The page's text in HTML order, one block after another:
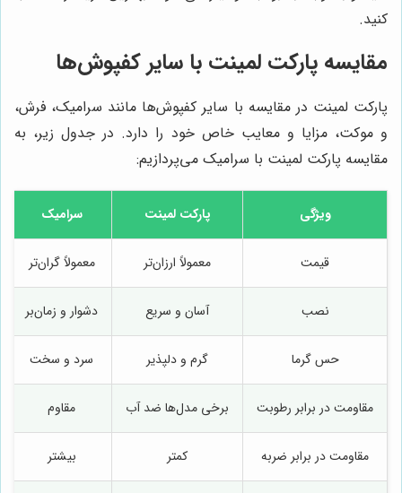
کنید.
مقایسه پارکت لمینت با سایر کفپوش‌ها
پارکت لمینت در مقایسه با سایر کفپوش‌ها مانند سرامیک، فرش،
و موکت، مزایا و معایب خاص خود را دارد. در جدول زیر، به
مقایسه پارکت لمینت با سرامیک می‌پردازیم:
ویژگی پارکت لمینت سرامیک
قیمت معمولاً ارزان‌تر معمولاً گران‌تر
نصب آسان و سریع دشوار و زمان‌بر
حس گرما گرم و دلپذیر سرد و سخت
مقاومت در برابر رطوبت برخی مدل‌ها ضد آب مقاوم
مقاومت در برابر ضربه کمتر بیشتر